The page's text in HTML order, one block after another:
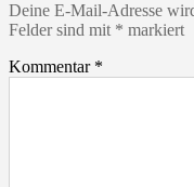
Deine E-Mail-Adresse
Felder sind mit * markiert
Kommentar *